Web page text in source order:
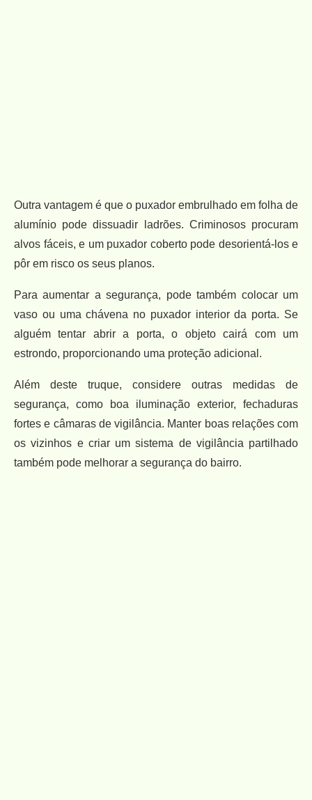
Outra vantagem é que o puxador embrulhado em folha de
alumínio pode dissuadir ladrões. Criminosos procuram
alvos fáceis, e um puxador coberto pode desorientá-los e
pôr em risco os seus planos.
Para aumentar a segurança, pode também colocar um
vaso ou uma chávena no puxador interior da porta. Se
alguém tentar abrir a porta, o objeto cairá com um
estrondo, proporcionando uma proteção adicional.
Além deste truque, considere outras medidas de
segurança, como boa iluminação exterior, fechaduras
fortes e câmaras de vigilância. Manter boas relações com
os vizinhos e criar um sistema de vigilância partilhado
também pode melhorar a segurança do bairro.